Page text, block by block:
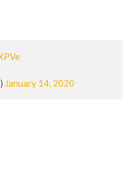
January 14, 2020